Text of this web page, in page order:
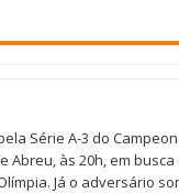
Série A-3 do
Abreu, às 20h, em
Já o adversário